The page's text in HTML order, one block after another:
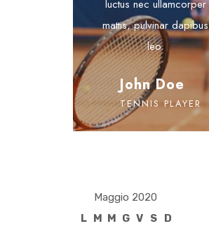
luctus nec ullamcorper
mattis, pulvinar dapibus
leo.
John Doe
TENNIS PLAYER
Maggio 2020
L M M G V S
D